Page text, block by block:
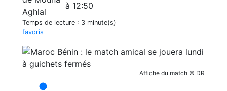
à 12:50
Temps de lecture : 3 minute(s)
favoris
Affiche du match © DR